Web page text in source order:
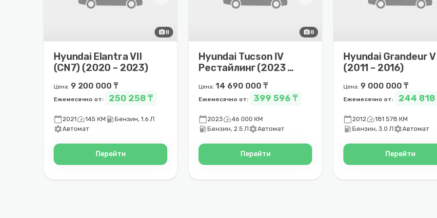
photo_camera8
Hyundai Elantra VII
(CN7) (2020 – 2023)
Цена: 9 200 000 ₸
Ежемесячно от: 250 258 ₸
calendar_today2021speed145 КМ local_gas_stationБензин, 1.6 Л
settingsАвтомат
Перейти
photo_camera8
Hyundai Tucson IV
Рестайлинг (2023 –
Цена: 14 690 000 ₸
Ежемесячно от: 399 596 ₸
calendar_today2023speed46 000 КМ
local_gas_stationБензин, 2.5 Л settingsАвтомат
Перейти
Hyundai Grandeur V
(2011 – 2016)
Цена: 9 000 000 ₸
Ежемесячно от: 244 818
calendar_today2012speed181 578 КМ
local_gas_stationБензин, 3.0 Л settingsАвтомат
Перейти